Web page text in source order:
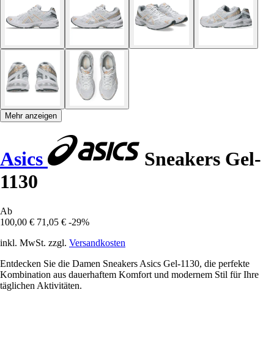
Mehr anzeigen
Asics
Sneakers Gel-
1130
Ab
100,00 € 71,05 € -29%
inkl. MwSt. zzgl. Versandkosten
Entdecken Sie die Damen Sneakers Asics Gel-1130, die perfekte
Kombination aus dauerhaftem Komfort und modernem Stil für Ihre
täglichen Aktivitäten.